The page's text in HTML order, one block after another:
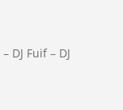
– DJ Fuif– DJ